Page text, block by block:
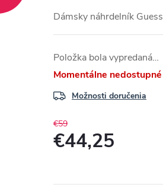
Dámsky náhrdelník Guess
Položka bola vypredaná…
Momentálne nedostupné
Možnosti doručenia
€59
€44,25